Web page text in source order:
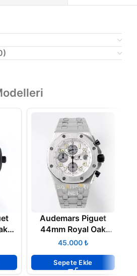
in
Audemars Piguet
44mm Royal Oak
Offshore
Saat
₺
Sepete Ekle